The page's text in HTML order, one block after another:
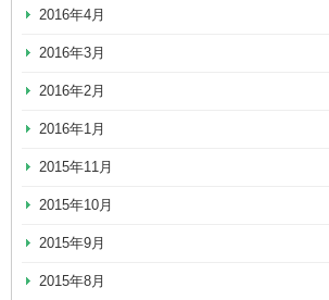
2016年4月
2016年3月
2016年2月
2016年1月
2015年11月
2015年10月
2015年9月
2015年8月